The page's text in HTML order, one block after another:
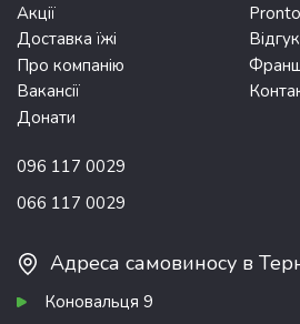
Акції
Доставка їжі
Про компанію
Вакансії
Донати
096 117 0029
066 117 0029
Адреса самовиносу в
Коновальця 9